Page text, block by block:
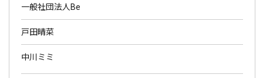
一般社団法人Be
戸田晴菜
中川ミミ